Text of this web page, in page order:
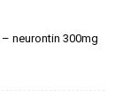
– neurontin 300mg